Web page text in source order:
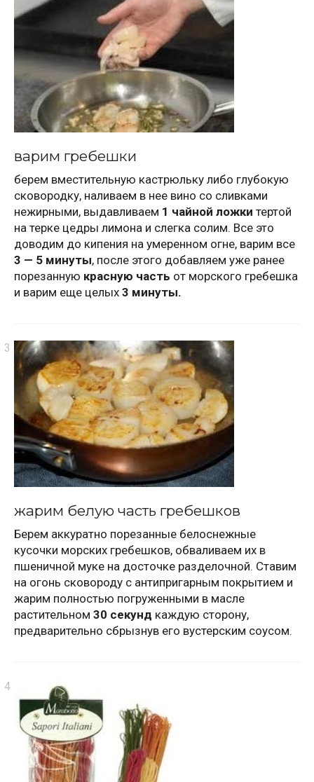
варим гребешки
берем вместительную кастрюльку либо глубокую
сковородку, наливаем в нее вино со сливками
нежирными, выдавливаем 1 чайной ложки тертой
на терке цедры лимона и слегка солим. Все это
доводим до кипения на умеренном огне, варим все
3 — 5 минуты, после этого добавляем уже ранее
порезанную красную часть от морского гребешка
и варим еще целых 3 минуты.
жарим белую часть гребешков
Берем аккуратно порезанные белоcнежные
кусочки морских гребешков, обваливаем их в
пшеничной муке на досточке разделочной. Ставим
на огонь сковороду с антипригарным покрытием и
жарим полностью погруженными в масле
растительном 30 секунд каждую сторону,
предварительно сбрызнув его вустерским соусом.